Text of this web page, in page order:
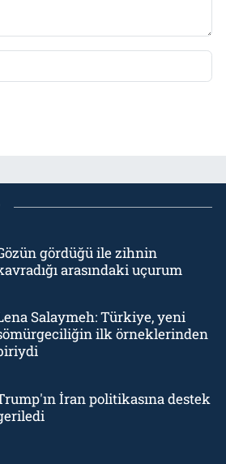
gördüğü ile zihnin
arasındaki uçurum
Salaymeh: Türkiye, yeni
ilk örneklerinden
İran politikasına destek